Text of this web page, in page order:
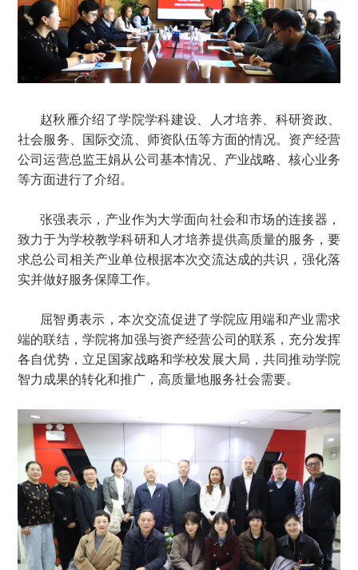
赵秋雁介绍了学院学科建设、人才培养、科研资政、
社会服务、国际交流、师资队伍等方面的情况。资产经营
公司运营总监王娟从公司基本情况、产业战略、核心业务
等方面进行了介绍。
张强表示，产业作为大学面向社会和市场的连接器，
致力于为学校教学科研和人才培养提供高质量的服务，要
求总公司相关产业单位根据本次交流达成的共识，强化落
实并做好服务保障工作。
屈智勇表示，本次交流促进了学院应用端和产业需求
端的联结，学院将加强与资产经营公司的联系，充分发挥
各自优势，立足国家战略和学校发展大局，共同推动学院
智力成果的转化和推广，高质量地服务社会需要。